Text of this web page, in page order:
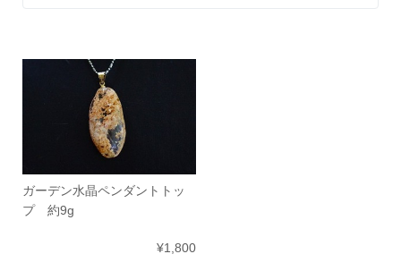
ガーデン水晶ペンダントトッ
プ 約9g
¥1,800